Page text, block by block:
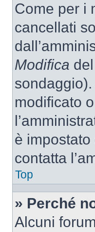
Come per i
cancellati
Modifica
modificato
è
contatta
Top
» Perché
Alcuni